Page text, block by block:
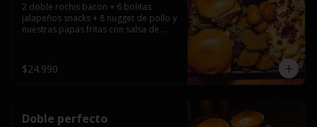
2 doble rochis bacon + 6 bolitas
jalapeños snacks + 8 nugget de pollo y
nuestras papas fritas con salsa de
$24.990
Doble perfecto